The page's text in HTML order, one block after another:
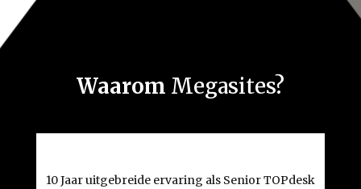
Waarom Megasites?
10 Jaar uitgebreide ervaring als Senior TOPdesk